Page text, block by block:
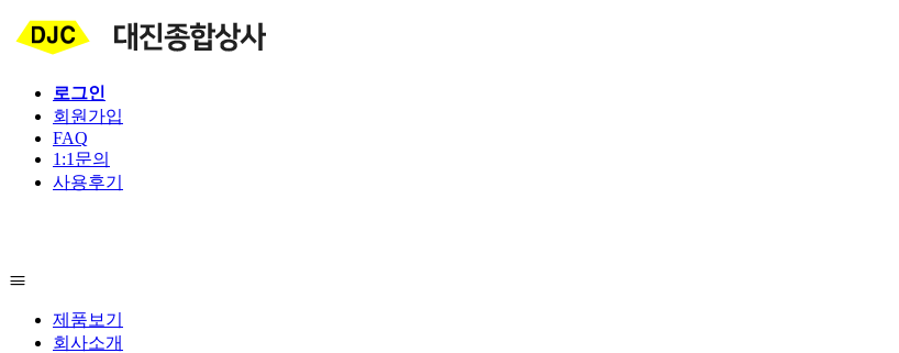
로그인
회원가입
FAQ
1:1문의
사용후기
제품보기
회사소개